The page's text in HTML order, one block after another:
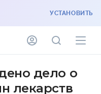
УСТАНОВИТЬ
дело о
лекарств